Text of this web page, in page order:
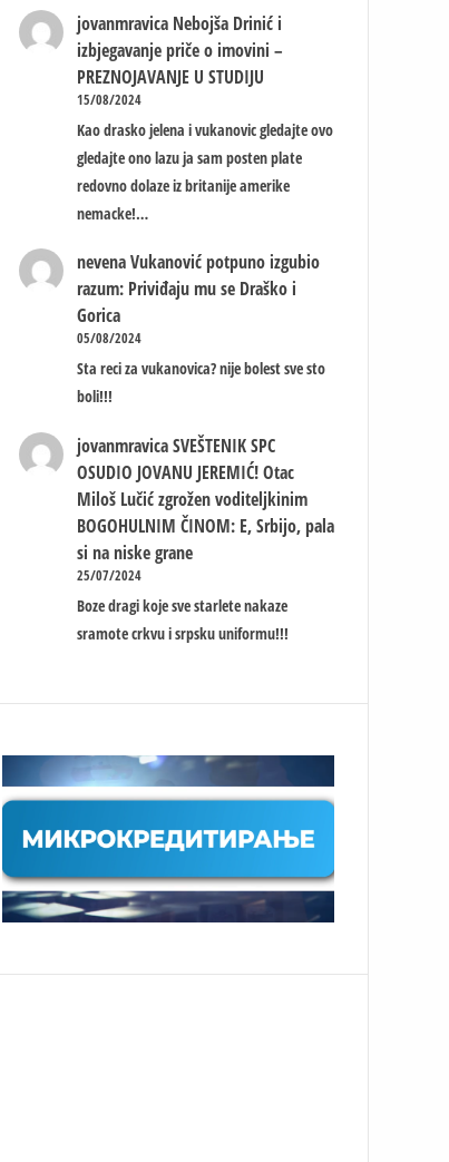
jovanmravica Nebojša Drinić i
izbjegavanje priče o imovini –
PREZNOJAVANJE U STUDIJU
15/08/2024
Kao drasko jelena i vukanovic gledajte ovo
gledajte ono lazu ja sam posten plate
redovno dolaze iz britanije amerike
nemacke!…
nevena Vukanović potpuno izgubio
razum: Priviđaju mu se Draško i
Gorica
05/08/2024
Sta reci za vukanovica? nije bolest sve sto
boli!!!
jovanmravica SVEŠTENIK SPC
OSUDIO JOVANU JEREMIĆ! Otac
Miloš Lučić zgrožen voditeljkinim
BOGOHULNIM ČINOM: E, Srbijo, pala
si na niske grane
25/07/2024
Boze dragi koje sve starlete nakaze
sramote crkvu i srpsku uniformu!!!